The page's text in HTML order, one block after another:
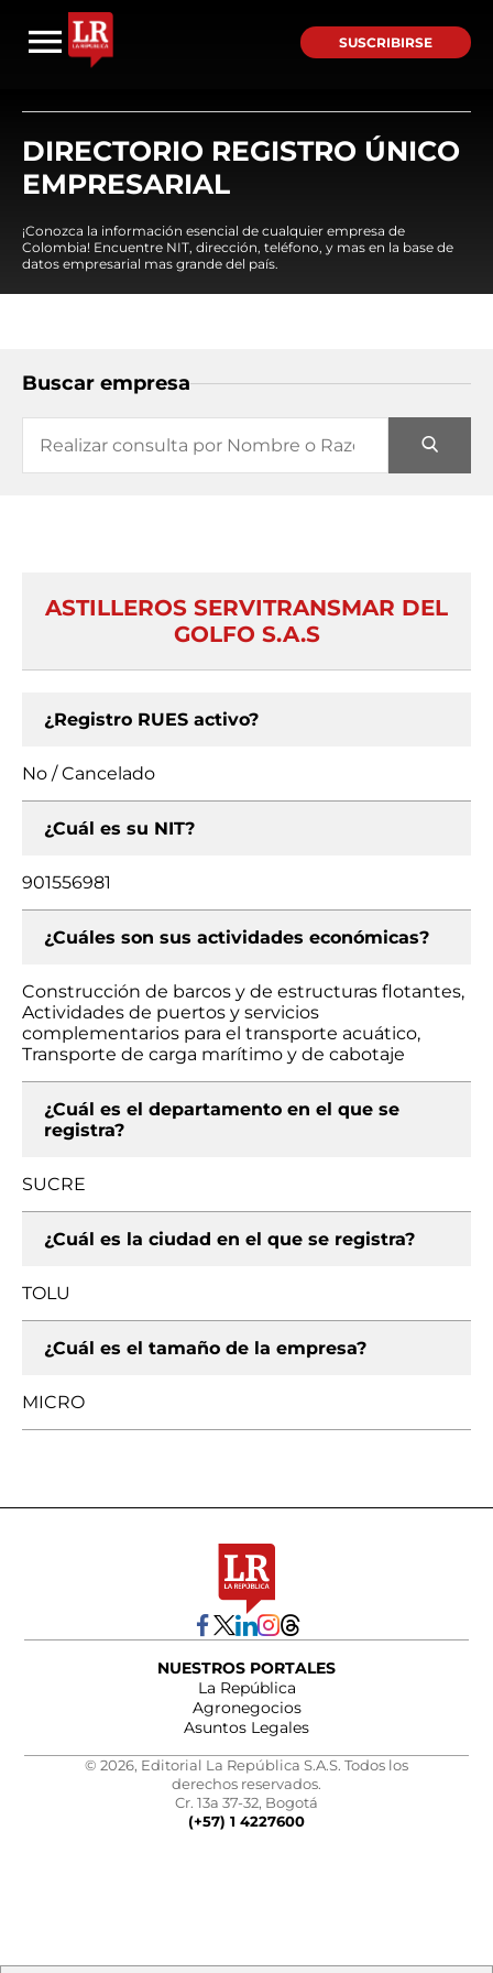
SUSCRIBIRSE
DIRECTORIO REGISTRO ÚNICO
EMPRESARIAL
¡Conozca la información esencial de cualquier empresa de
Colombia! Encuentre NIT, dirección, teléfono, y mas en la base de
datos empresarial mas grande del país.
Buscar empresa
ASTILLEROS SERVITRANSMAR DEL
GOLFO S.A.S
¿Registro RUES activo?
No / Cancelado
¿Cuál es su NIT?
901556981
¿Cuáles son sus actividades económicas?
Construcción de barcos y de estructuras flotantes,
Actividades de puertos y servicios
complementarios para el transporte acuático,
Transporte de carga marítimo y de cabotaje
¿Cuál es el departamento en el que se
registra?
SUCRE
¿Cuál es la ciudad en el que se registra?
TOLU
¿Cuál es el tamaño de la empresa?
MICRO
NUESTROS PORTALES
La República
Agronegocios
Asuntos Legales
© 2026, Editorial La República S.A.S. Todos los
derechos reservados.
Cr. 13a 37-32, Bogotá
(+57) 1 4227600